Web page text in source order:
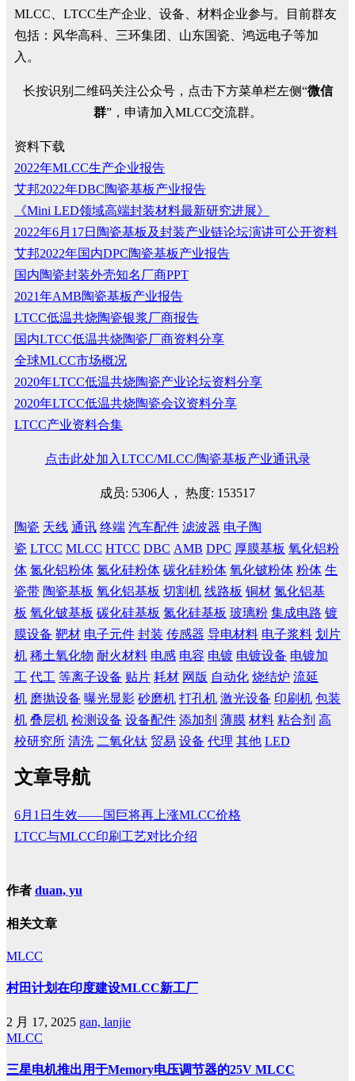
MLCC、LTCC生产企业、设备、材料企业参与。目前群友
包括：风华高科、三环集团、山东国瓷、鸿远电子等加
入。
长按识别二维码关注公众号，点击下方菜单栏左侧“微信
群”，申请加入MLCC交流群。
资料下载
2022年MLCC生产企业报告
艾邦2022年DBC陶瓷基板产业报告
《Mini LED领域高端封装材料最新研究进展》
2022年6月17日陶瓷基板及封装产业链论坛演讲可公开资料
艾邦2022年国内DPC陶瓷基板产业报告
国内陶瓷封装外壳知名厂商PPT
2021年AMB陶瓷基板产业报告
LTCC低温共烧陶瓷银浆厂商报告
国内LTCC低温共烧陶瓷厂商资料分享
全球MLCC市场概况
2020年LTCC低温共烧陶瓷产业论坛资料分享
2020年LTCC低温共烧陶瓷会议资料分享
LTCC产业资料合集
点击此处加入LTCC/MLCC/陶瓷基板产业通讯录
成员: 5306人， 热度: 153517
陶瓷 天线 通讯 终端 汽车配件 滤波器 电子陶
瓷 LTCC MLCC HTCC DBC AMB DPC 厚膜基板 氧化铝粉
体 氮化铝粉体 氮化硅粉体 碳化硅粉体 氧化铍粉体 粉体 生
瓷带 陶瓷基板 氧化铝基板 切割机 线路板 铜材 氮化铝基
板 氧化铍基板 碳化硅基板 氮化硅基板 玻璃粉 集成电路 镀
膜设备 靶材 电子元件 封装 传感器 导电材料 电子浆料 划片
机 稀土氧化物 耐火材料 电感 电容 电镀 电镀设备 电镀加
工 代工 等离子设备 贴片 耗材 网版 自动化 烧结炉 流延
机 磨抛设备 曝光显影 砂磨机 打孔机 激光设备 印刷机 包装
机 叠层机 检测设备 设备配件 添加剂 薄膜 材料 粘合剂 高
校研究所 清洗 二氧化钛 贸易 设备 代理 其他 LED
文章导航
6月1日生效——国巨将再上涨MLCC价格
LTCC与MLCC印刷工艺对比介绍
作者 duan, yu
相关文章
MLCC
村田计划在印度建设MLCC新工厂
2 月 17, 2025 gan, lanjie
MLCC
三星电机推出用于Memory电压调节器的25V MLCC